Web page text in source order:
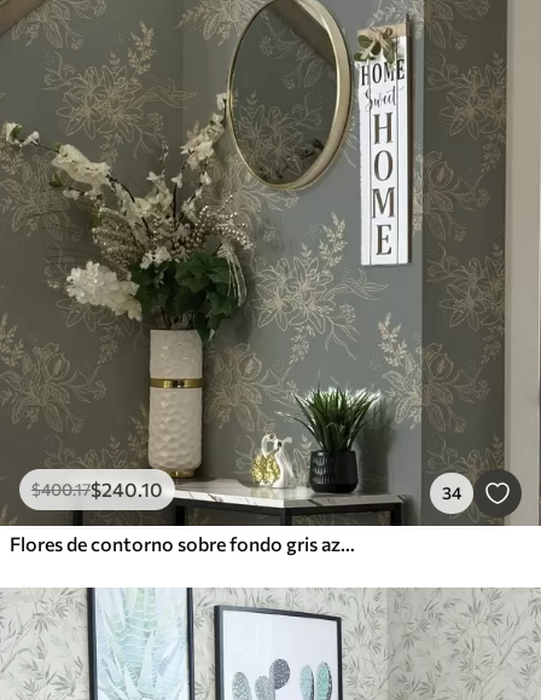
$400.17$240.10 34
Flores de contorno sobre fondo gris azulado, elegante motivo botánico